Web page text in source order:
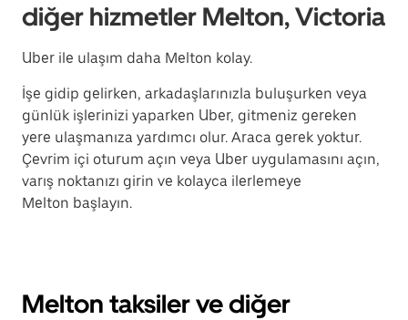
diğer hizmetler Melton, Victoria
Uber ile ulaşım daha Melton kolay.
İşe gidip gelirken, arkadaşlarınızla buluşurken veya
günlük işlerinizi yaparken Uber, gitmeniz gereken
yere ulaşmanıza yardımcı olur. Araca gerek yoktur.
Çevrim içi oturum açın veya Uber uygulamasını açın,
varış noktanızı girin ve kolayca ilerlemeye
Melton başlayın.
Melton taksiler ve diğer